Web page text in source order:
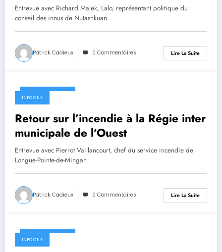
Entrevue avec Richard Malek, Lalo, représentant politique du
conseil des innus de Nutashkuan
Patrick Cadieux 0 Commentaires Lire La Suite
1 novembre 2019
INFO CILE
Retour sur l’incendie à la Régie inter
municipale de l’Ouest
Entrevue avec Pierrot Vaillancourt, chef du service incendie de
Longue-Pointe-de-Mingan
Patrick Cadieux 0 Commentaires Lire La Suite
1 novembre 2019
INFO CILE